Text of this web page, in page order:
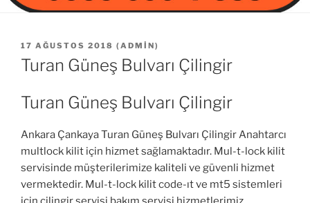
YAYIM
TARIHI
17 AĞUSTOS 2018 ( ADMIN)
Turan Güneş Bulvarı Çilingir
Turan Güneş Bulvarı Çilingir
Ankara Çankaya Turan Güneş Bulvarı Çilingir Anahtarcı
multlock kilit için hizmet sağlamaktadır. Mul-t-lock kilit
servisinde müşterilerimize kaliteli ve güvenli hizmet
vermektedir. Mul-t-lock kilit code-ıt ve mt5 sistemleri